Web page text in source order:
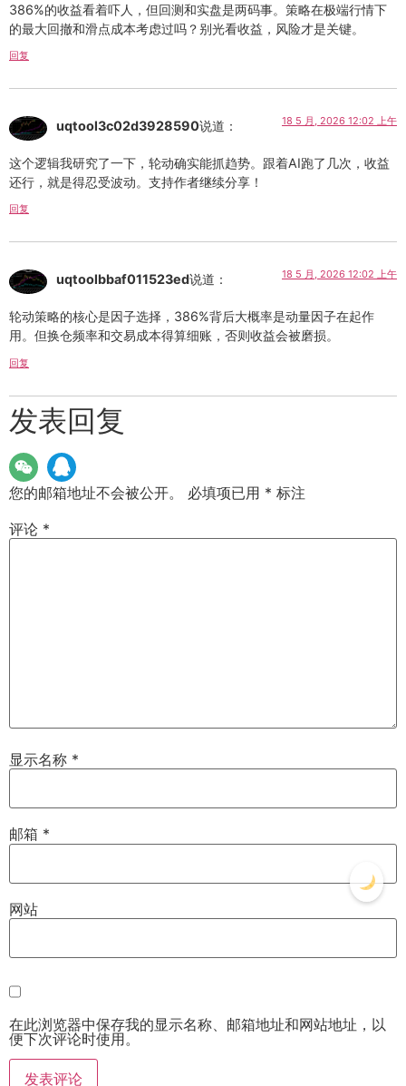
386%的收益看着吓人，但回测和实盘是两码事。策略在极端行情下
的最大回撤和滑点成本考虑过吗？别光看收益，风险才是关键。
回复
uqtool3c02d3928590说道： 18 5 月, 2026 12:02 上午
这个逻辑我研究了一下，轮动确实能抓趋势。跟着AI跑了几次，收益
还行，就是得忍受波动。支持作者继续分享！
回复
uqtoolbbaf011523ed说道： 18 5 月, 2026 12:02 上午
轮动策略的核心是因子选择，386%背后大概率是动量因子在起作
用。但换仓频率和交易成本得算细账，否则收益会被磨损。
回复
发表回复
您的邮箱地址不会被公开。 必填项已用 * 标注
评论 *
显示名称 *
邮箱 *
网站
在此浏览器中保存我的显示名称、邮箱地址和网站地址，以
便下次评论时使用。